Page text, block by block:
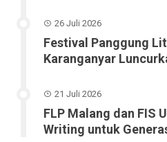
26 Juli 2026
Festival Panggung
Karanganyar
21 Juli 2026
FLP Malang dan FIS
Writing untuk